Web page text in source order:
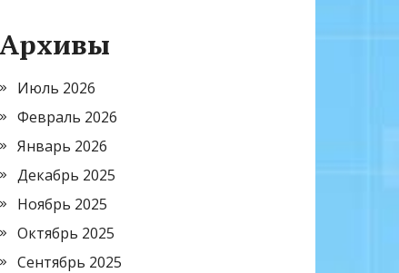
Архивы
Июль 2026
Февраль 2026
Январь 2026
Декабрь 2025
Ноябрь 2025
Октябрь 2025
Сентябрь 2025